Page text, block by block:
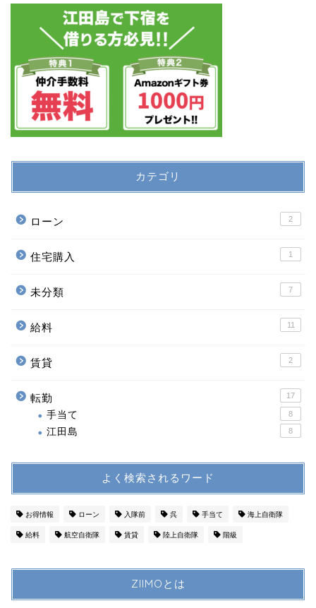
カテゴリ
ローン 2
住宅購入 1
未分類 7
給料 11
賃貸 2
転勤 17
手当て 8
江田島 8
よく検索されるワード
お得情報 ローン 入隊前 呉 手当て 海上自衛隊
給料 航空自衛隊 賃貸 陸上自衛隊 階級
ZIIMOとは